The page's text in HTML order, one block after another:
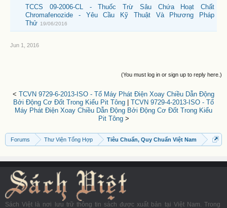
TCCS 09-2006-CL - Thuốc Trừ Sâu Chứa Hoạt Chất
Chromafenozide - Yêu Cầu Kỹ Thuật Và Phương Pháp
Thử 19/06/2016
Jun 1, 2016
(You must log in or sign up to reply here.)
< TCVN 9729-6-2013-ISO - Tổ Máy Phát Điện Xoay Chiều Dẫn Động
Bởi Động Cơ Đốt Trong Kiểu Pit Tông | TCVN 9729-4-2013-ISO - Tổ
Máy Phát Điện Xoay Chiều Dẫn Động Bởi Động Cơ Đốt Trong Kiểu
Pit Tông>
Forums Thư Viện Tổng Hợp Tiêu Chuẩn, Quy Chuẩn Việt Nam
Sách Việt là nơi lưu trữ thông tin sách được xuất bản tại Việt Nam. Trong